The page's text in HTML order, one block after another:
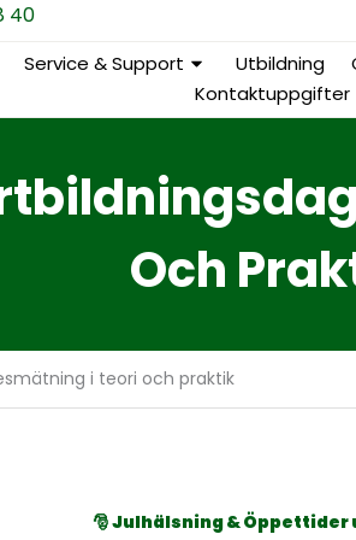
40
Service & Support Utbildning
Kontaktuppgifter
Och
i teori och praktik
🎅 Julhälsning &